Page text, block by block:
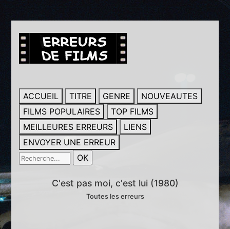
ACCUEIL TITRE GENRE
NOUVEAUTES
FILMS POPULAIRES
TOP FILMS
MEILLEURES ERREURS
LIENS
ENVOYER UNE ERREUR
C'est pas moi, c'est lui (1980)
Toutes les erreurs